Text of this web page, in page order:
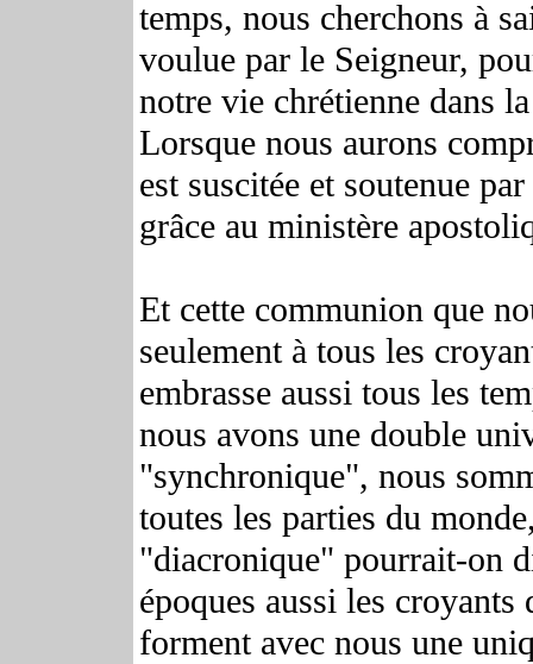
temps, nous cherchons à
voulue par le Seigneur,
notre vie chrétienne dans
Lorsque nous aurons
est suscitée et soutenue
grâce au ministère
Et cette communion que
seulement à tous les
embrasse aussi tous les
nous avons une double
"synchronique", nous
toutes les parties du
"diacronique" pourrait-on
époques aussi les
forment avec nous une